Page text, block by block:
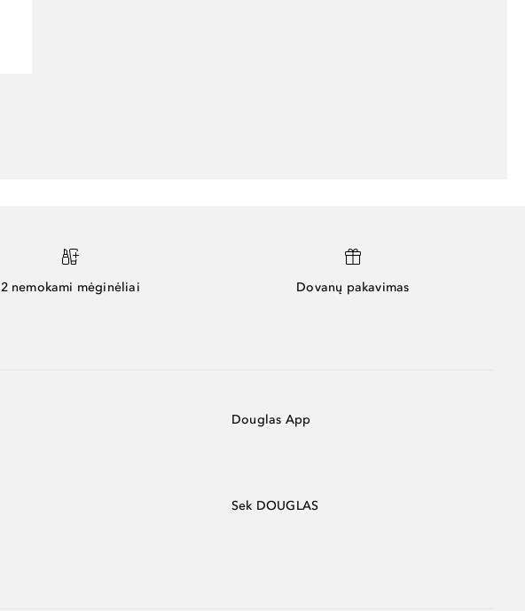
2 nemokami mėginėliai Dovanų pakavimas
Douglas App
Sek DOUGLAS